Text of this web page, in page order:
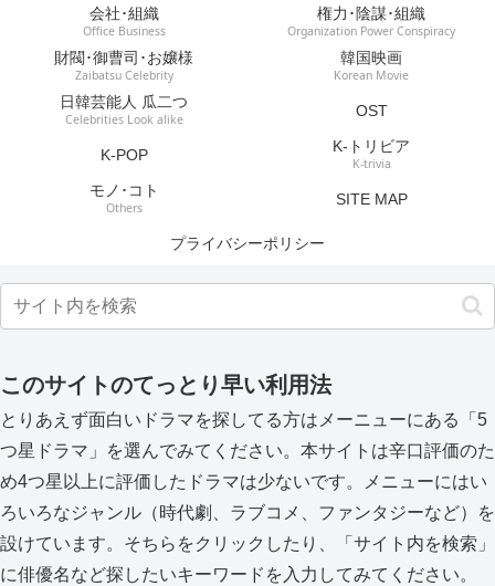
会社･組織
Office Business
権力･陰謀･組織
Organization Power Conspiracy
財閥･御曹司･お嬢様
Zaibatsu Celebrity
韓国映画
Korean Movie
日韓芸能人 瓜二つ
Celebrities Look alike OST
K-POP K-トリビア
K-trivia
モノ･コト
Others SITE MAP
プライバシーポリシー
このサイトのてっとり早い利用法
とりあえず面白いドラマを探してる方はメーニューにある「5
つ星ドラマ」を選んでみてください。本サイトは辛口評価のた
め4つ星以上に評価したドラマは少ないです。メニューにはい
ろいろなジャンル（時代劇、ラブコメ、ファンタジーなど）を
設けています。そちらをクリックしたり、「サイト内を検索」
に俳優名など探したいキーワードを入力してみてください。